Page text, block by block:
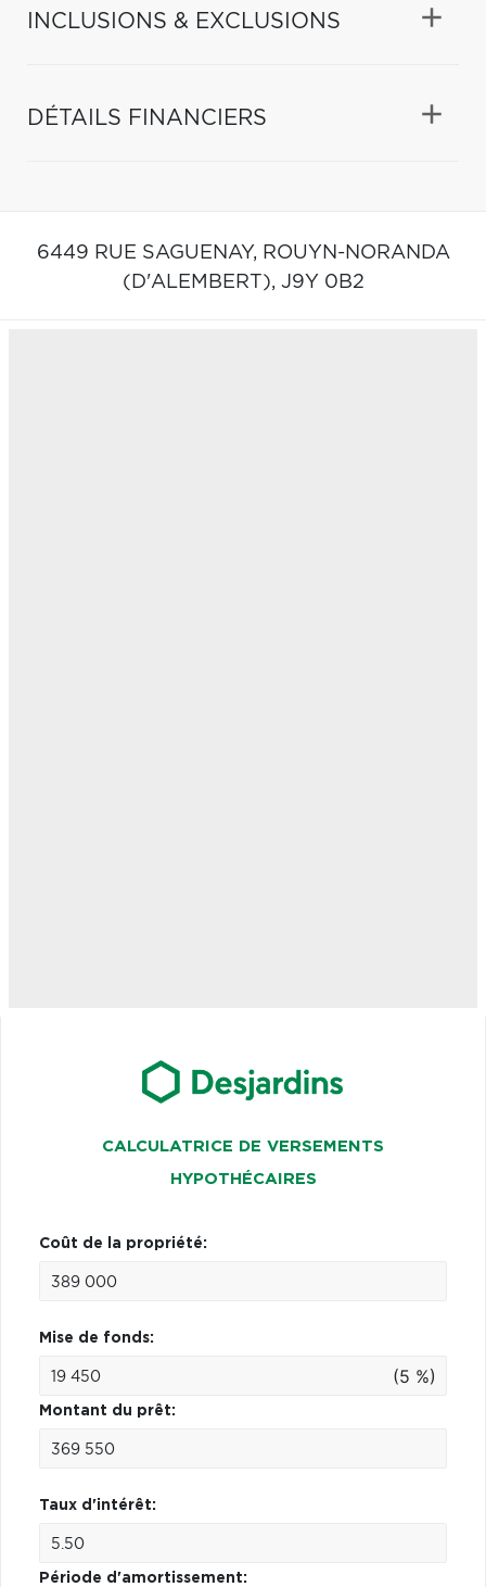
INCLUSIONS & EXCLUSIONS
DÉTAILS FINANCIERS
6449 RUE SAGUENAY, ROUYN-NORANDA
(D'ALEMBERT), J9Y 0B2
CALCULATRICE DE VERSEMENTS
HYPOTHÉCAIRES
Coût de la propriété:
Mise de fonds:
(5 %)
Montant du prêt:
Taux d'intérêt:
Période d'amortissement: